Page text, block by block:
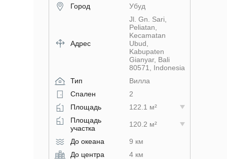
Город
Убуд
Адрес
Jl. Gn. Sari,
Peliatan,
Kecamatan
Ubud,
Kabupaten
Gianyar, Bali
80571, Indonesia
Тип
Вилла
Спален
2
Площадь
122.1 м²
Площадь
участка
120.2 м²
До океана
9 км
До центра
4 км